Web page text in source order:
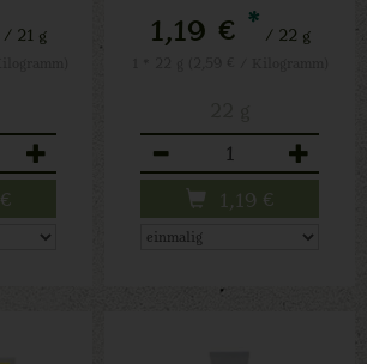
/ 21 g
€
1,19 € * / 22 g
1,19 €